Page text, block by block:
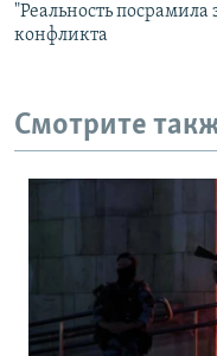
"Реальность
конфликта
Смотрите